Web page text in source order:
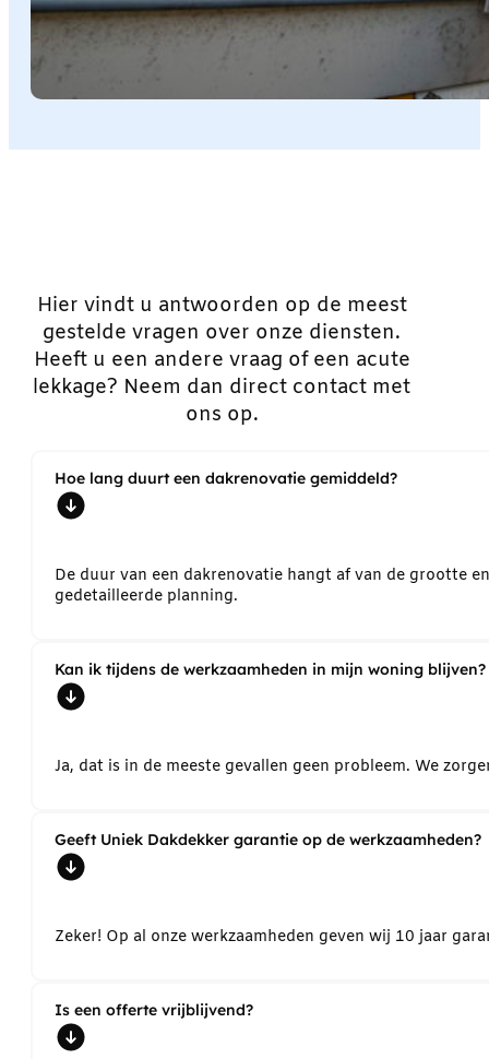
Hier vindt u antwoorden op de meest
gestelde vragen over onze diensten.
Heeft u een andere vraag of een acute
lekkage? Neem dan direct contact met
ons op.
Hoe lang duurt een dakrenovatie gemiddeld?
De duur van een dakrenovatie hangt af van de grootte
gedetailleerde planning.
Kan ik tijdens de werkzaamheden in mijn woning blijven?
Ja, dat is in de meeste gevallen geen probleem. We
Geeft Uniek Dakdekker garantie op de werkzaamheden?
Zeker! Op al onze werkzaamheden geven wij 10 jaar
Is een offerte vrijblijvend?